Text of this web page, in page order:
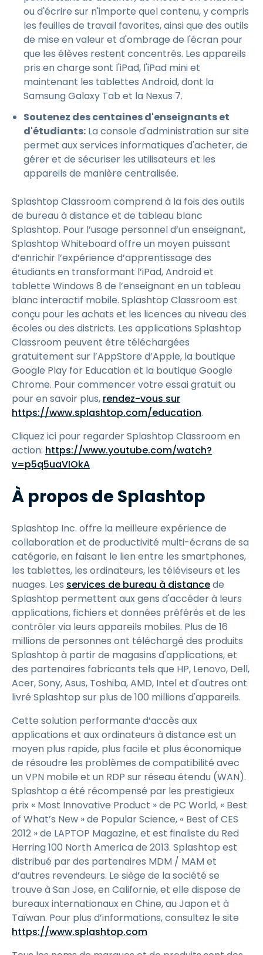
ou d'écrire sur n'importe quel contenu, y compris
les feuilles de travail favorites, ainsi que des outils
de mise en valeur et d'ombrage de l'écran pour
que les élèves restent concentrés. Les appareils
pris en charge sont l'iPad, l'iPad mini et
maintenant les tablettes Android, dont la
Samsung Galaxy Tab et la Nexus 7.
Soutenez des centaines d'enseignants et
d'étudiants: La console d'administration sur site
permet aux services informatiques d'acheter, de
gérer et de sécuriser les utilisateurs et les
appareils de manière centralisée.
Splashtop Classroom comprend à la fois des outils
de bureau à distance et de tableau blanc
Splashtop. Pour l’usage personnel d’un enseignant,
Splashtop Whiteboard offre un moyen puissant
d’enrichir l’expérience d’apprentissage des
étudiants en transformant l’iPad, Android et
tablette Windows 8 de l’enseignant en un tableau
blanc interactif mobile. Splashtop Classroom est
conçu pour les achats et les licences au niveau des
écoles ou des districts. Les applications Splashtop
Classroom peuvent être téléchargées
gratuitement sur l’AppStore d’Apple, la boutique
Google Play for Education et la boutique Google
Chrome. Pour commencer votre essai gratuit ou
pour en savoir plus, rendez-vous sur
https://www.splashtop.com/education.
Cliquez ici pour regarder Splashtop Classroom en
action: https://www.youtube.com/watch?
v=p5q5uaVIOkA
À propos de Splashtop
Splashtop Inc. offre la meilleure expérience de
collaboration et de productivité multi-écrans de sa
catégorie, en faisant le lien entre les smartphones,
les tablettes, les ordinateurs, les téléviseurs et les
nuages. Les services de bureau à distancede
Splashtop permettent aux gens d'accéder à leurs
applications, fichiers et données préférés et de les
contrôler via leurs appareils mobiles. Plus de 16
millions de personnes ont téléchargé des produits
Splashtop à partir de magasins d'applications, et
des partenaires fabricants tels que HP, Lenovo, Dell,
Acer, Sony, Asus, Toshiba, AMD, Intel et d'autres ont
livré Splashtop sur plus de 100 millions d'appareils.
Cette solution performante d’accès aux
applications et aux ordinateurs à distance est un
moyen plus rapide, plus facile et plus économique
de résoudre les problèmes de compatibilité avec
un VPN mobile et un RDP sur réseau étendu (WAN).
Splashtop a été récompensé par les prestigieux
prix « Most Innovative Product » de PC World, « Best
of What’s New » de Popular Science, « Best of CES
2012 » de LAPTOP Magazine, et est finaliste du Red
Herring 100 North America de 2013. Splashtop est
distribué par des partenaires MDM / MAM et
d’autres revendeurs. Le siège de la société se
trouve à San Jose, en Californie, et elle dispose de
bureaux internationaux en Chine, au Japon et à
Taïwan. Pour plus d’informations, consultez le site
https://www.splashtop.com